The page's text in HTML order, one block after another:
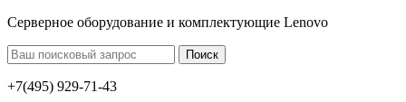
Серверное оборудование и комплектующие Lenovo
+7(495) 929-71-43